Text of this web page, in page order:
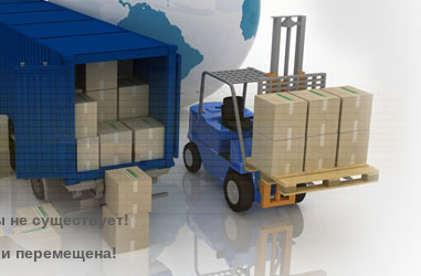
существует!
перемещена!